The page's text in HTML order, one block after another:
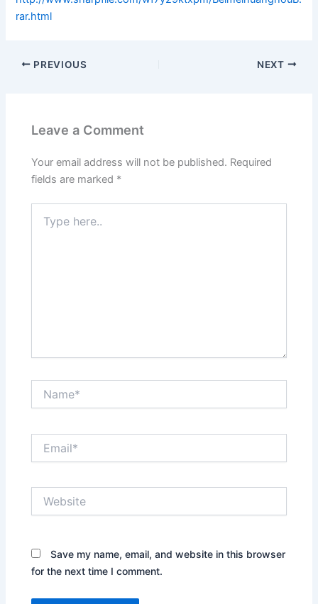
rar.html
PREVIOUS NEXT
Leave a Comment
Your email address will not be published. Required
fields are marked *
here..
Save my name, email, and website in this browser
for the next time I comment.